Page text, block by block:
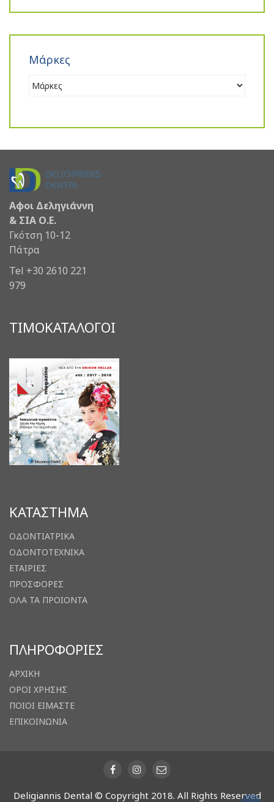
Μάρκες
Αφοι Δεληγιάννη
& ΣΙΑ Ο.Ε.
Γκότση 10-12
Πάτρα
Tel +30 2610 221
979
ΤΙΜΟΚΑΤΑΛΟΓΟΙ
ΚΑΤΑΣΤΗΜΑ
ΟΔΟΝΤΙΑΤΡΙΚΑ
ΟΔΟΝΤΟΤΕΧΝΙΚΑ
ΕΤΑΙΡΙΕΣ
ΠΡΟΣΦΟΡΕΣ
ΟΛΑ ΤΑ ΠΡΟΙΟΝΤΑ
ΠΛΗΡΟΦΟΡΙΕΣ
ΑΡΧΙΚΗ
ΟΡΟΙ ΧΡΗΣΗΣ
ΠΟΙΟΙ ΕΙΜΑΣΤΕ
ΕΠΙΚΟΙΝΩΝΙΑ
Deligiannis Dental © Copyright 2018. All Rights Reserved